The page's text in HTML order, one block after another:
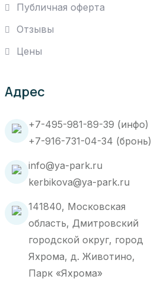
Публичная оферта
Отзывы
Цены
Адрес
+7-495-981-89-39 (инфо)
+7-916-731-04-34 (бронь)
info@ya-park.ru
kerbikova@ya-park.ru
141840, Московская
область, Дмитровский
городской округ, город
Яхрома, д. Животино,
Парк «Яхрома»